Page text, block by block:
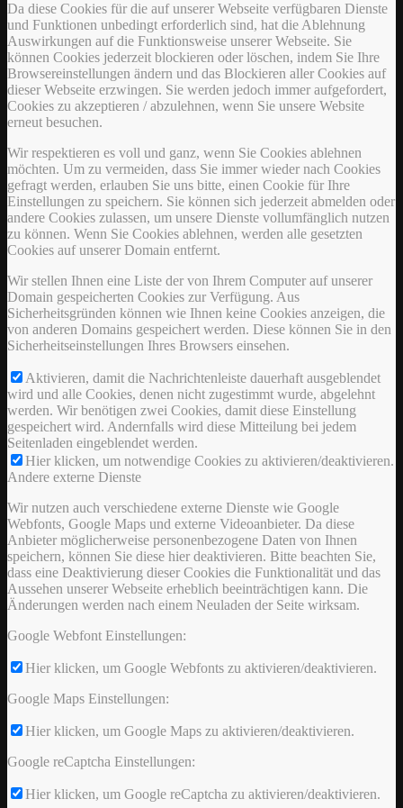
Da diese Cookies für die auf unserer Webseite verfügbaren Dienste
und Funktionen unbedingt erforderlich sind, hat die Ablehnung
Auswirkungen auf die Funktionsweise unserer Webseite. Sie
können Cookies jederzeit blockieren oder löschen, indem Sie Ihre
Browsereinstellungen ändern und das Blockieren aller Cookies auf
dieser Webseite erzwingen. Sie werden jedoch immer aufgefordert,
Cookies zu akzeptieren / abzulehnen, wenn Sie unsere Website
erneut besuchen.
Wir respektieren es voll und ganz, wenn Sie Cookies ablehnen
möchten. Um zu vermeiden, dass Sie immer wieder nach Cookies
gefragt werden, erlauben Sie uns bitte, einen Cookie für Ihre
Einstellungen zu speichern. Sie können sich jederzeit abmelden oder
andere Cookies zulassen, um unsere Dienste vollumfänglich nutzen
zu können. Wenn Sie Cookies ablehnen, werden alle gesetzten
Cookies auf unserer Domain entfernt.
Wir stellen Ihnen eine Liste der von Ihrem Computer auf unserer
Domain gespeicherten Cookies zur Verfügung. Aus
Sicherheitsgründen können wie Ihnen keine Cookies anzeigen, die
von anderen Domains gespeichert werden. Diese können Sie in den
Sicherheitseinstellungen Ihres Browsers einsehen.
Aktivieren, damit die Nachrichtenleiste dauerhaft ausgeblendet
wird und alle Cookies, denen nicht zugestimmt wurde, abgelehnt
werden. Wir benötigen zwei Cookies, damit diese Einstellung
gespeichert wird. Andernfalls wird diese Mitteilung bei jedem
Seitenladen eingeblendet werden.
Hier klicken, um notwendige Cookies zu aktivieren/deaktivieren.
Andere externe Dienste
Wir nutzen auch verschiedene externe Dienste wie Google
Webfonts, Google Maps und externe Videoanbieter. Da diese
Anbieter möglicherweise personenbezogene Daten von Ihnen
speichern, können Sie diese hier deaktivieren. Bitte beachten Sie,
dass eine Deaktivierung dieser Cookies die Funktionalität und das
Aussehen unserer Webseite erheblich beeinträchtigen kann. Die
Änderungen werden nach einem Neuladen der Seite wirksam.
Google Webfont Einstellungen:
Hier klicken, um Google Webfonts zu aktivieren/deaktivieren.
Google Maps Einstellungen:
Hier klicken, um Google Maps zu aktivieren/deaktivieren.
Google reCaptcha Einstellungen:
Hier klicken, um Google reCaptcha zu aktivieren/deaktivieren.